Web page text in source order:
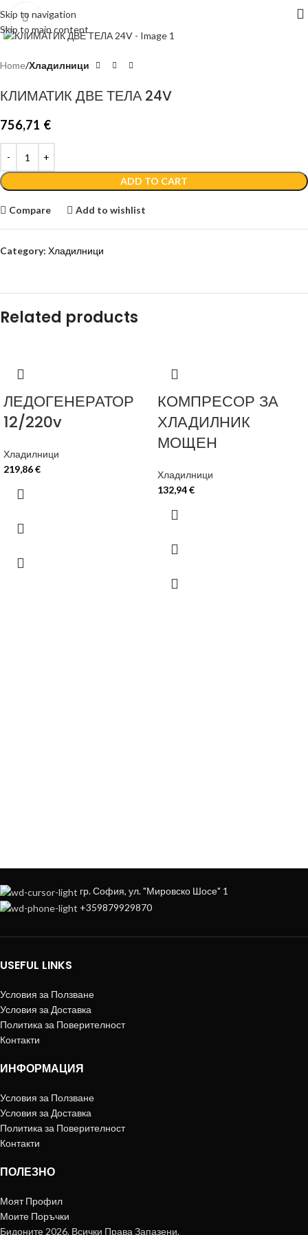
Skip to navigation
Skip to main content
Click to enlarge
Home Хладилници
КЛИМАТИК ДВЕ ТЕЛА 24V
756,71 €
ADD TO CART
Compare Add to wishlist
Category: Хладилници
Related products
ЛЕДОГЕНЕРАТОР
12/220v
Хладилници
219,86€
КОМПРЕСОР ЗА
ХЛАДИЛНИК
МОЩЕН
Хладилници
132,94€
гр. София, ул. "Мировско Шосе" 1
+359879929870
USEFUL LINKS
Условия за Ползване
Условия за Доставка
Политика за Поверителност
Контакти
ИНФОРМАЦИЯ
Условия за Ползване
Условия за Доставка
Политика за Поверителност
Контакти
ПОЛЕЗНО
Моят Профил
Моите Поръчки
Бидоните 2026. Всички Права Запазени.